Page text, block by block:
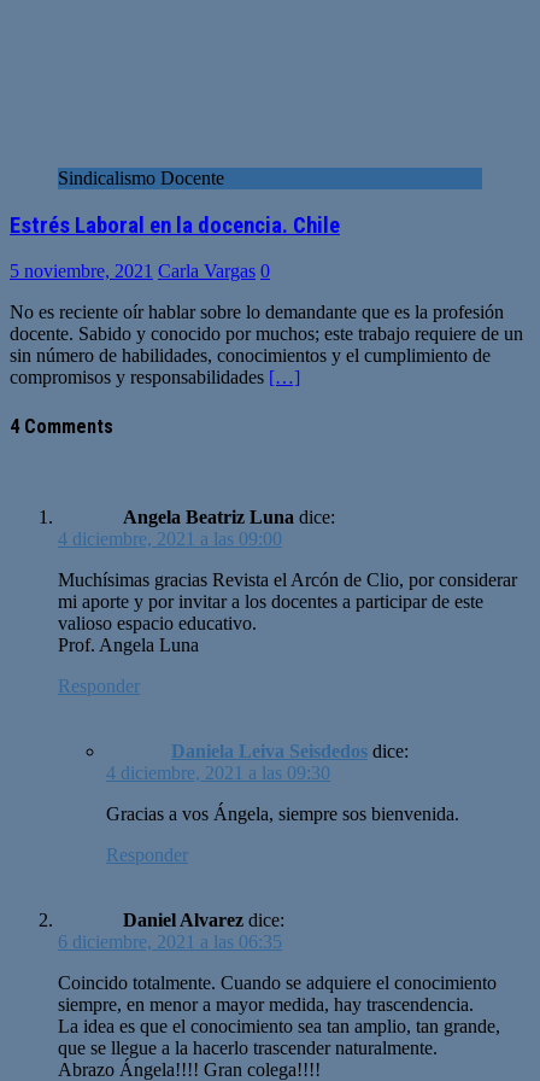
Sindicalismo Docente
Estrés Laboral en la docencia. Chile
5 noviembre, 2021 Carla Vargas 0
No es reciente oír hablar sobre lo demandante que es la profesión
docente. Sabido y conocido por muchos; este trabajo requiere de un
sin número de habilidades, conocimientos y el cumplimiento de
compromisos y responsabilidades […]
4 Comments
Angela Beatriz Luna dice:
4 diciembre, 2021 a las 09:00
Muchísimas gracias Revista el Arcón de Clio, por considerar
mi aporte y por invitar a los docentes a participar de este
valioso espacio educativo.
Prof. Angela Luna
Responder
Daniela Leiva Seisdedos dice:
4 diciembre, 2021 a las 09:30
Gracias a vos Ángela, siempre sos bienvenida.
Responder
Daniel Alvarez dice:
6 diciembre, 2021 a las 06:35
Coincido totalmente. Cuando se adquiere el conocimiento
siempre, en menor a mayor medida, hay trascendencia.
La idea es que el conocimiento sea tan amplio, tan grande,
que se llegue a la hacerlo trascender naturalmente.
Abrazo Ángela!!!! Gran colega!!!!